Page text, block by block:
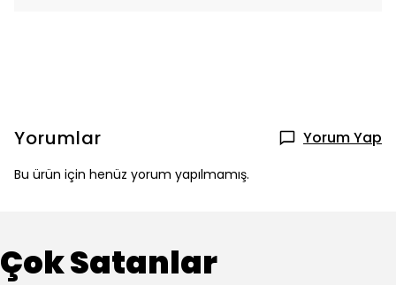
Yorumlar Yorum Yap
Bu ürün için henüz yorum yapılmamış.
Çok Satanlar